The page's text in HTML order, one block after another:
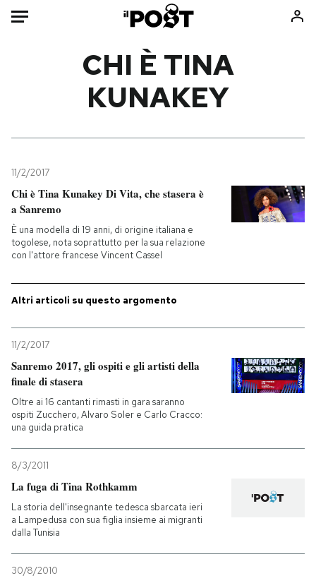
Mondo
Tecnologia
Internet
Cultura
Economia
Sport
Libri
Ok Boomer!
Europa
Mondiali calcio 2026
PODCAST
SHOP
CALENDARIO
AREA PERSONALE
CHI È TINA
KUNAKEY
11/2/2017
Chi è Tina Kunakey Di Vita, che stasera è
a Sanremo
È una modella di 19 anni, di origine italiana e
togolese, nota soprattutto per la sua relazione
con l'attore francese Vincent Cassel
Altri articoli su questo argomento
11/2/2017
Sanremo 2017, gli ospiti e gli artisti della
finale di stasera
Oltre ai 16 cantanti rimasti in gara saranno
ospiti Zucchero, Alvaro Soler e Carlo Cracco:
una guida pratica
8/3/2011
La fuga di Tina Rothkamm
La storia dell'insegnante tedesca sbarcata ieri
a Lampedusa con sua figlia insieme ai migranti
dalla Tunisia
30/8/2010